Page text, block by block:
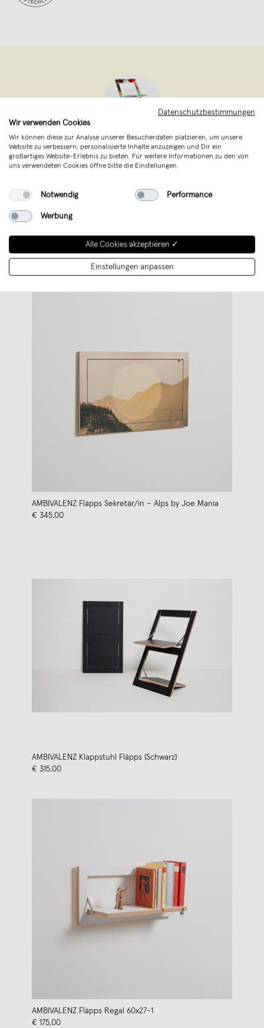
Ambivalenz,Berlin
verkauft seit April 2012
AMBIVALENZ bietet ungewöhnliche Ideen
AMBIVALENZ Fläpps Sekretär/in – Alps by Joe Mania
€ 345,00
AMBIVALENZ Klappstuhl Fläpps (Schwarz)
€ 315,00
AMBIVALENZ Fläpps Regal 60x27-1
€ 175,00
Datenschutzbestimmungen
Wir verwenden Cookies
Wir können diese zur Analyse unserer Besucherdaten platzieren, um unsere
Website zu verbessern, personalisierte Inhalte anzuzeigen und Dir ein
großartiges Website-Erlebnis zu bieten. Für weitere Informationen zu den von
uns verwendeten Cookies öffne bitte die Einstellungen.
Notwendig Performance
Werbung
Alle Cookies akzeptieren ✓
Einstellungen anpassen